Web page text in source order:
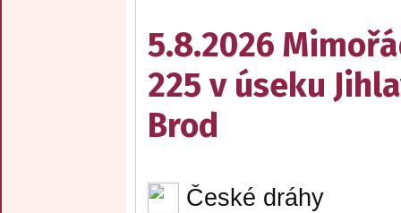
5.8.2026
225 v úseku
Brod
České dráhy